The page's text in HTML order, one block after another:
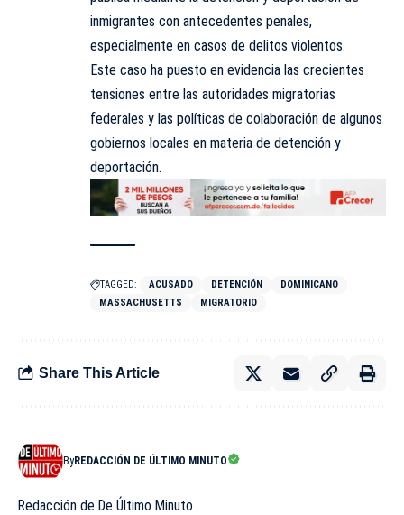
inmigrantes con antecedentes penales,
especialmente en casos de delitos violentos.
Este caso ha puesto en evidencia las crecientes
tensiones entre las autoridades migratorias
federales y las políticas de colaboración de algunos
gobiernos locales en materia de detención y
deportación.
TAGGED: ACUSADO DETENCIÓN
DOMINICANO
MASSACHUSETTS
MIGRATORIO
Share This Article
ByREDACCIÓN DE ÚLTIMO MINUTO
Redacción de De Último Minuto